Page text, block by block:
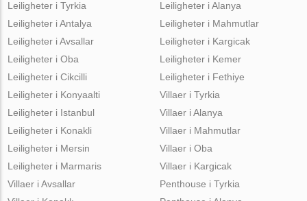
Leiligheter i Tyrkia
Leiligheter i Antalya
Leiligheter i Avsallar
Leiligheter i Oba
Leiligheter i Cikcilli
Leiligheter i Alanya
Leiligheter i Mahmutlar
Leiligheter i Kargicak
Leiligheter i Kemer
Leiligheter i Fethiye
Leiligheter i Konyaalti
Leiligheter i Istanbul
Leiligheter i Konakli
Leiligheter i Mersin
Leiligheter i Marmaris
Villaer i Tyrkia
Villaer i Alanya
Villaer i Mahmutlar
Villaer i Oba
Villaer i Kargicak
Villaer i Avsallar
Penthouse i Tyrkia